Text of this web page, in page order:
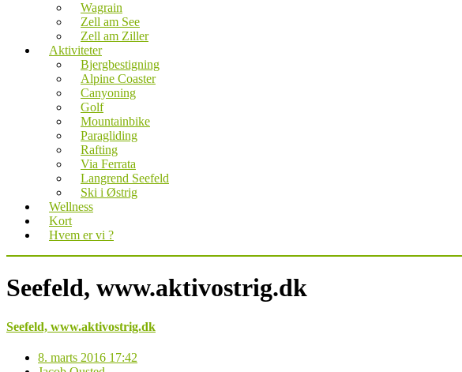
Wagrain
Zell am See
Zell am Ziller
Aktiviteter
Bjergbestigning
Alpine Coaster
Canyoning
Golf
Mountainbike
Paragliding
Rafting
Via Ferrata
Langrend Seefeld
Ski i Østrig
Wellness
Kort
Hvem er vi ?
Seefeld, www.aktivostrig.dk
Seefeld, www.aktivostrig.dk
8. marts 2016 17:42